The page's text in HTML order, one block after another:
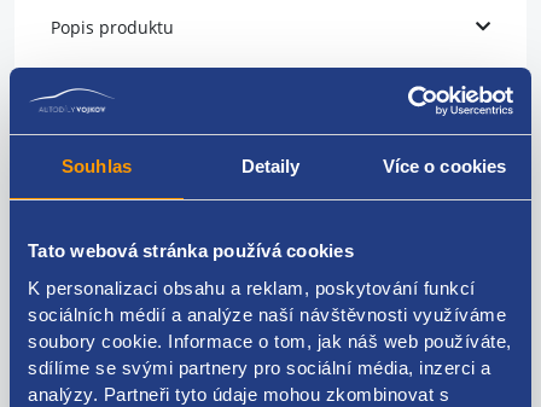
Souhlas Detaily Více o cookies
Tato webová stránka používá cookies
K personalizaci obsahu a reklam, poskytování funkcí
sociálních médií a analýze naší návštěvnosti využíváme
soubory cookie. Informace o tom, jak náš web používáte,
sdílíme se svými partnery pro sociální média, inzerci a
analýzy. Partneři tyto údaje mohou zkombinovat s
Popis produktu
Vstřikovací tryska
1984G7
Kódy produktu
1984G7 V752817680